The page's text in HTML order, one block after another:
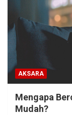
AKSARA
Mengapa
Mudah?